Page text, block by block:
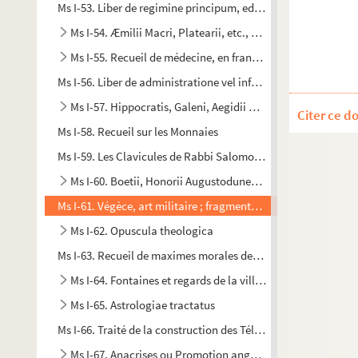
Ms I-53. Liber de regimine principum, editus a fratre Egidio
Ms I-54. Æmilii Macri, Platearii, etc., opuscula medica
Ms I-55. Recueil de médecine, en français
Ms I-56. Liber de administratione vel informatione principum
Ms I-57. Hippocratis, Galeni, Aegidii Corboliensis, etc.,
Ms I-58. Recueil sur les Monnaies
Ms I-59. Les Clavicules de Rabbi Salomon traduites
Ms I-60. Boetii, Honorii Augustodunensis, Alcuini et S.
Ms I-61. Végèce, art militaire ; fragments des livres III et IV,
Ms I-62. Opuscula theologica
Ms I-63. Recueil de maximes morales des Philosophes
Ms I-64. Fontaines et regards de la ville de Paris et de la
Ms I-65. Astrologiae tractatus
Ms I-66. Traité de la construction des Télescopes
Ms I-67. Anacrises ou Promotion angélique... ouvrage
Citer ce